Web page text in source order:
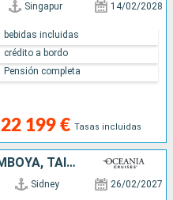
Singapur 14/02/2028
22 199 € Tasas incluidas
bebidas incluidas
crédito a bordo
Pensión completa
AUSTRALIA, INDONESIA, CAMBOYA, TAILANDIA, VIETNAM, CHINA, COREA DEL SUR, JAPÓN, TAIWÁN, FILIPINAS, MALASIA, SINGAPUR
Sidney 26/02/2027